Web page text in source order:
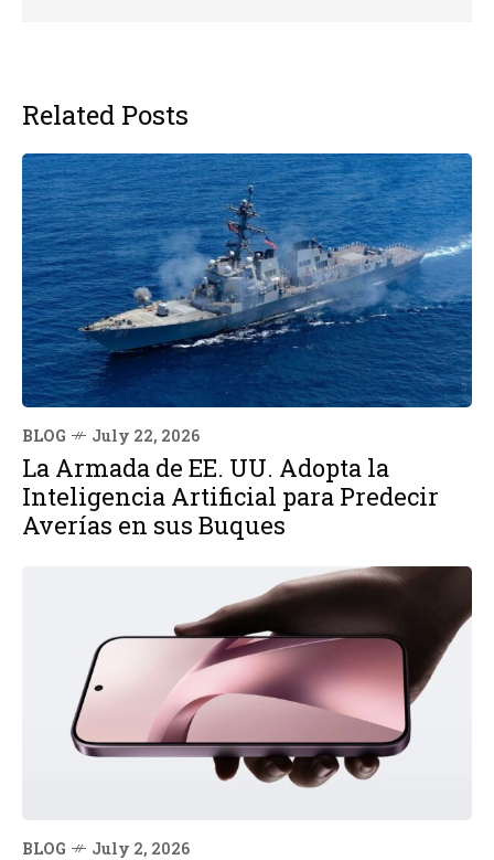
Related Posts
BLOG July 22, 2026
La Armada de EE. UU. Adopta la
Inteligencia Artificial para Predecir
Averías en sus Buques
BLOG July 2, 2026